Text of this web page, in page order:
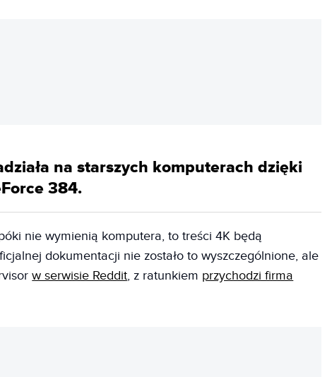
na starszych komputerach dzięki
384.
nie wymienią komputera, to treści 4K będą
dokumentacji nie zostało to wyszczególnione, ale
w serwisie Reddit, z ratunkiem przychodzi firma